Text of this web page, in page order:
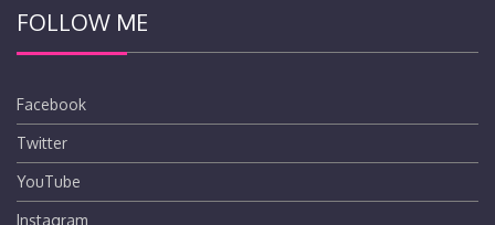
FOLLOW ME
Facebook
Twitter
YouTube
Instagram